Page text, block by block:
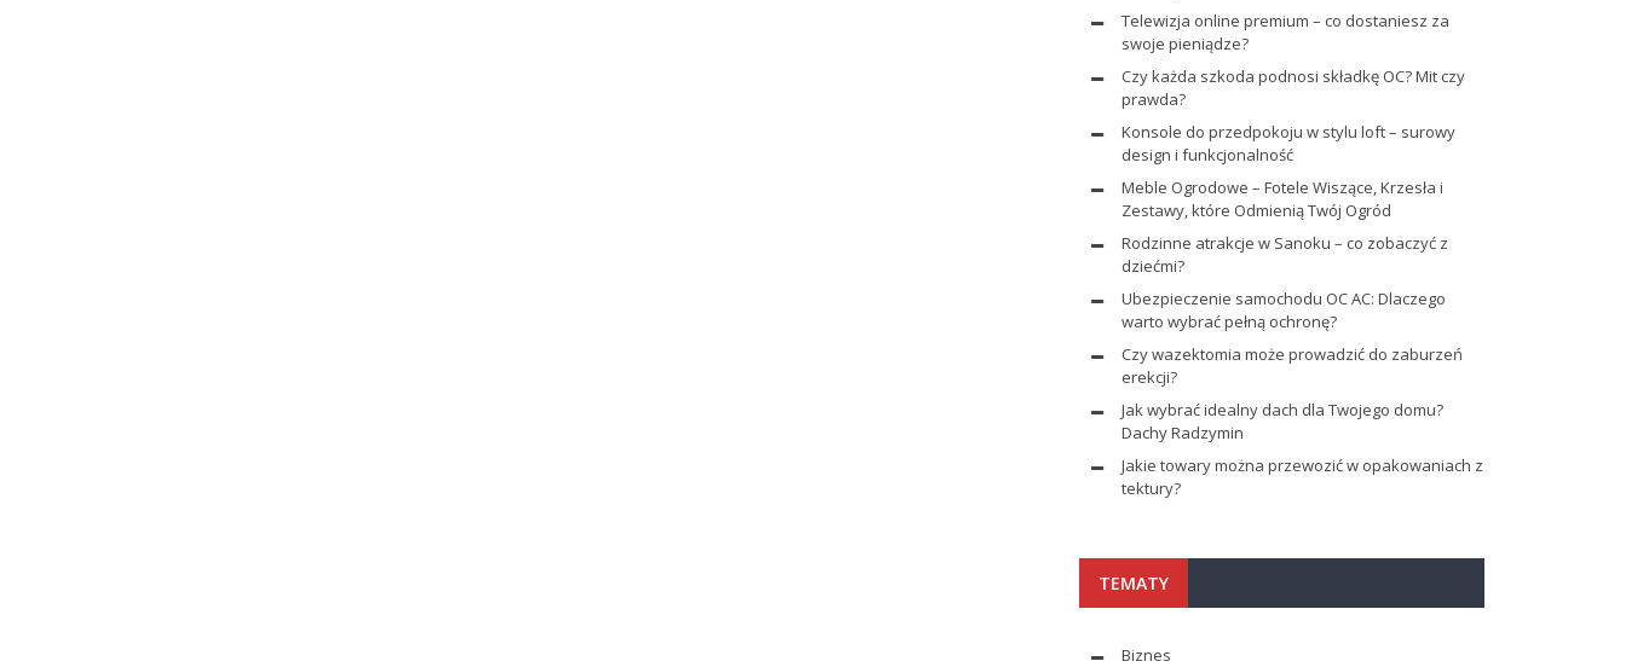
Telewizja online premium – co dostaniesz za
swoje pieniądze?
Czy każda szkoda podnosi składkę OC? Mit czy
prawda?
Konsole do przedpokoju w stylu loft – surowy
design i funkcjonalność
Meble Ogrodowe – Fotele Wiszące, Krzesła i
Zestawy, które Odmienią Twój Ogród
Rodzinne atrakcje w Sanoku – co zobaczyć z
dziećmi?
Ubezpieczenie samochodu OC AC: Dlaczego
warto wybrać pełną ochronę?
Czy wazektomia może prowadzić do zaburzeń
erekcji?
Jak wybrać idealny dach dla Twojego domu?
Dachy Radzymin
Jakie towary można przewozić w opakowaniach z
tektury?
TEMATY
Biznes